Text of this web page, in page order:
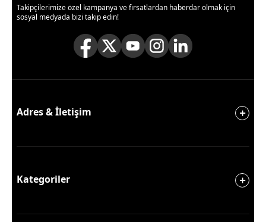
Takipçilerimize özel kampanya ve fırsatlardan haberdar olmak için
sosyal medyada bizi takip edin!
Adres & İletişim
Kategoriler